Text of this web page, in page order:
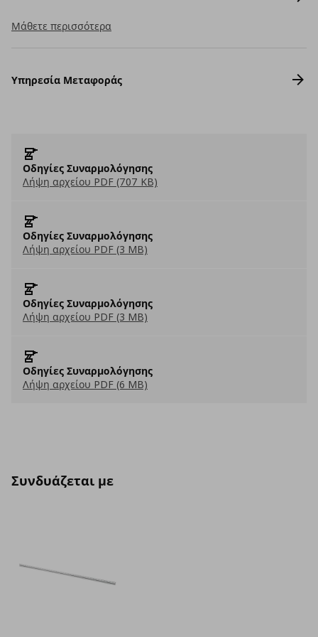
Μάθετε περισσότερα
Υπηρεσία Μεταφοράς
Οδηγίες Συναρμολόγησης
Λήψη αρχείου PDF (707 KB)
Οδηγίες Συναρμολόγησης
Λήψη αρχείου PDF (3 MB)
Οδηγίες Συναρμολόγησης
Λήψη αρχείου PDF (3 MB)
Οδηγίες Συναρμολόγησης
Λήψη αρχείου PDF (6 MB)
Συνδυάζεται με